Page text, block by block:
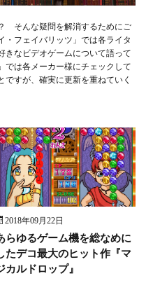
そんな疑問を解消するためにご
・フェイバリッツ」では各ライタ
きなビデオゲームについて語って
では各メーカー様にチェックして
すが、確実に更新を重ねていく
2018年09月22日
らゆるゲーム機を総なめに
たデコ最大のヒット作『マ
カルドロップ』